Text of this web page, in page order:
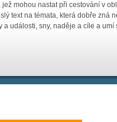
mohou nastat při cestování v
text na témata, která dobře zná
a události, sny, naděje a cíle a